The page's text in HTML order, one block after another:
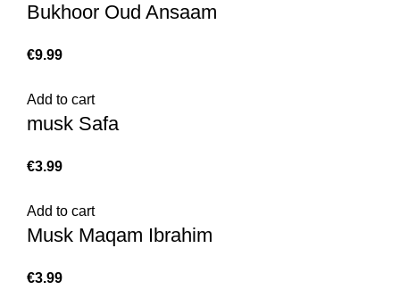
Bukhoor Oud Ansaam
€9.99
Add to cart
musk Safa
€3.99
Add to cart
Musk Maqam Ibrahim
€3.99